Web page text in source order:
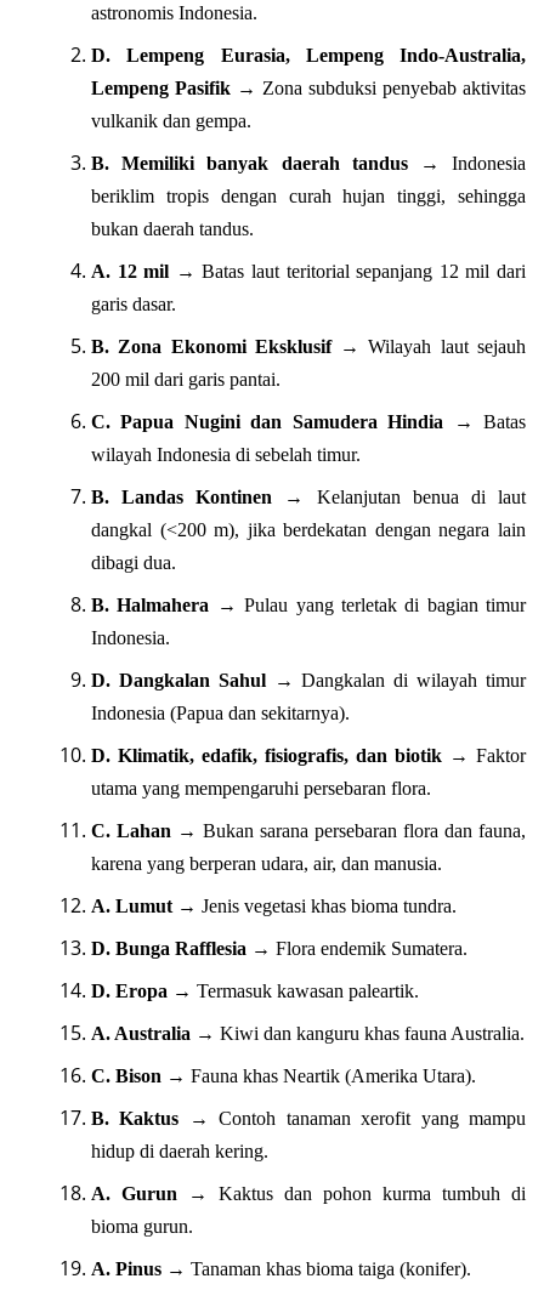
astronomis Indonesia.
D. Lempeng Eurasia, Lempeng Indo-Australia,
Lempeng Pasifik → Zona subduksi penyebab aktivitas
vulkanik dan gempa.
B. Memiliki banyak daerah tandus→ Indonesia
beriklim tropis dengan curah hujan tinggi, sehingga
bukan daerah tandus.
A. 12 mil → Batas laut teritorial sepanjang 12 mil dari
garis dasar.
B. Zona Ekonomi Eksklusif→ Wilayah laut sejauh
200 mil dari garis pantai.
C. Papua Nugini dan Samudera Hindia → Batas
wilayah Indonesia di sebelah timur.
B. Landas Kontinen → Kelanjutan benua di laut
dangkal (<200 m), jika berdekatan dengan negara lain
dibagi dua.
B. Halmahera → Pulau yang terletak di bagian timur
Indonesia.
D. Dangkalan Sahul→ Dangkalan di wilayah timur
Indonesia (Papua dan sekitarnya).
D. Klimatik, edafik, fisiografis, dan biotik → Faktor
utama yang mempengaruhi persebaran flora.
C. Lahan → Bukan sarana persebaran flora dan fauna,
karena yang berperan udara, air, dan manusia.
A. Lumut → Jenis vegetasi khas bioma tundra.
D. Bunga Rafflesia → Flora endemik Sumatera.
D. Eropa → Termasuk kawasan paleartik.
A. Australia → Kiwi dan kanguru khas fauna Australia.
C. Bison → Fauna khas Neartik (Amerika Utara).
B. Kaktus → Contoh tanaman xerofit yang mampu
hidup di daerah kering.
A. Gurun → Kaktus dan pohon kurma tumbuh di
bioma gurun.
A. Pinus → Tanaman khas bioma taiga (konifer).